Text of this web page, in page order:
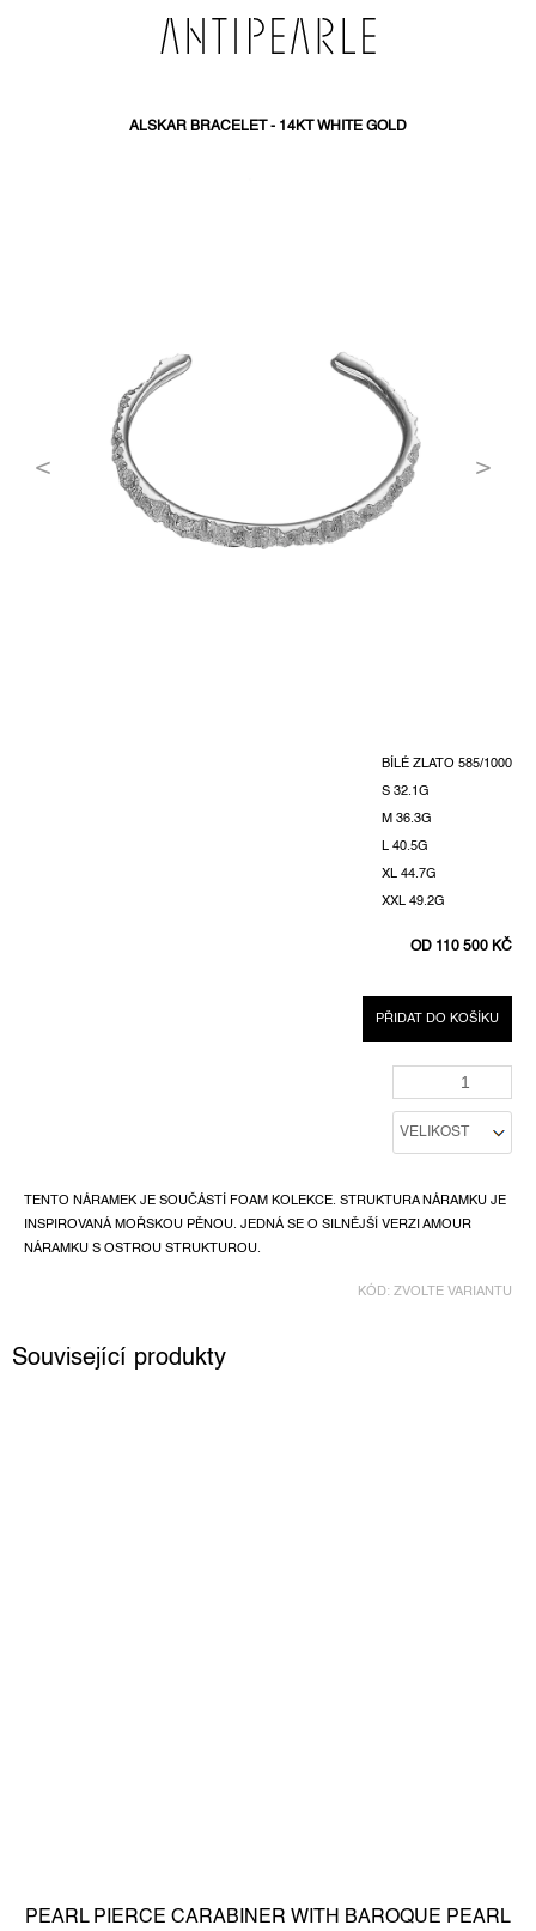
ALSKAR BRACELET - 14KT WHITE GOLD
OD 110 500 KČ
CENA:
PŘIDAT DO KOŠÍKU
BÍLÉ ZLATO 585/1000
S 32.1G
M 36.3G
L 40.5G
XL 44.7G
XXL 49.2G
TENTO NÁRAMEK JE SOUČÁSTÍ FOAM KOLEKCE. STRUKTURA NÁRAMKU JE
INSPIROVANÁ MOŘSKOU PĚNOU. JEDNÁ SE O SILNĚJŠÍ VERZI AMOUR
NÁRAMKU S OSTROU STRUKTUROU.
KÓD: ZVOLTE VARIANTU
Související produkty
PEARL PIERCE CARABINER WITH BAROQUE PEARL